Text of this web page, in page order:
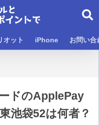
オット iPhone お問い合
ドのApplePay
池袋52は何者？